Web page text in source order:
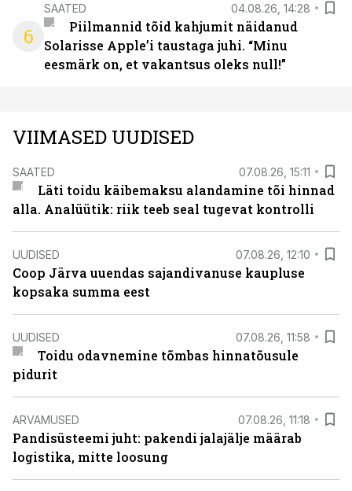
6
SAATED 04.08.26, 14:28
Piilmannid tõid kahjumit näidanud
Solarisse Apple’i taustaga juhi. “Minu
eesmärk on, et vakantsus oleks null!”
VIIMASED UUDISED
SAATED 07.08.26, 15:11
Läti toidu käibemaksu alandamine tõi hinnad
alla. Analüütik: riik teeb seal tugevat kontrolli
UUDISED 07.08.26, 12:10
Coop Järva uuendas sajandivanuse kaupluse
kopsaka summa eest
UUDISED 07.08.26, 11:58
Toidu odavnemine tõmbas hinnatõusule
pidurit
ARVAMUSED 07.08.26, 11:18
Pandisüsteemi juht: pakendi jalajälje määrab
logistika, mitte loosung